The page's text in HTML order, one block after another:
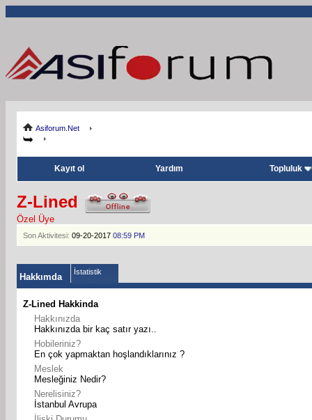
Asiforum.Net
Kayıt ol Yardım Topluluk
Z-Lined
Özel Üye
Son Aktivitesi: 09-20-2017 08:59 PM
Hakkımda İstatistik
Z-Lined Hakkinda
Hakkınızda
Hakkınızda bir kaç satır yazı..
Hobileriniz?
En çok yapmaktan hoşlandıklarınız ?
Meslek
Mesleğiniz Nedir?
Nerelisiniz?
İstanbul Avrupa